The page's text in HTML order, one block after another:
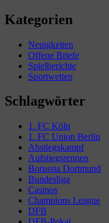
Kategorien
Neuigkeiten
Offene Briefe
Spielberichte
Sportwetten
Schlagwörter
1. FC Köln
1. FC Union Berlin
Abstiegskampf
Aufstiegsrennen
Borussia Dortmund
Bundesliga
Casinos
Champions League
DFB